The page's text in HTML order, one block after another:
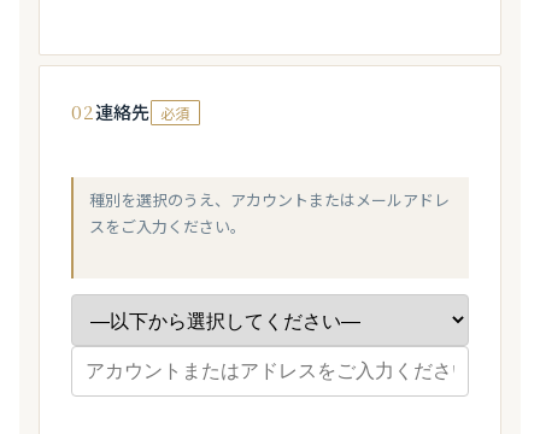
02連絡先 必須
種別を選択のうえ、アカウントまたはメールアドレ
スをご入力ください。